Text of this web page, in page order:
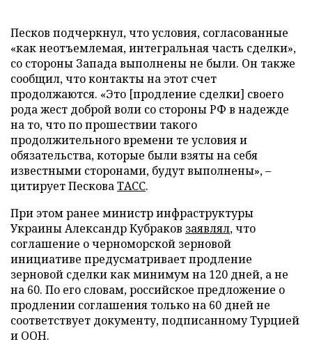
Песков подчеркнул, что условия, согласованные
«как неотъемлемая, интегральная часть сделки»,
со стороны Запада выполнены не были. Он также
сообщил, что контакты на этот счет
продолжаются. «Это [продление сделки] своего
рода жест доброй воли со стороны РФ в надежде
на то, что по прошествии такого
продолжительного времени те условия и
обязательства, которые были взяты на себя
известными сторонами, будут выполнены», –
цитирует ПесковаТАСС.
При этом ранее министр инфраструктуры
Украины Александр Кубраков заявлял, что
соглашение о черноморской зерновой
инициативе предусматривает продление
зерновой сделки как минимум на 120 дней, а не
на 60. По его словам, российское предложение о
продлении соглашения только на 60 дней не
соответствует документу, подписанному Турцией
и ООН.